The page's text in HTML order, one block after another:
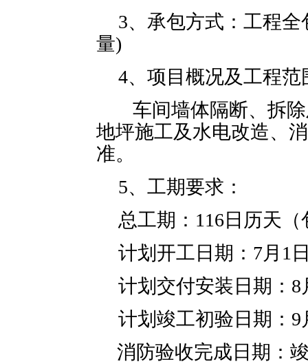
3、承包方式：工程
量)
4、项目概况及工程范
车间墙体隔断、拆
地坪施工及水电改造、
准。
5、工期要求：
总工期： 116日历天
计划开工日期： 7月 1
计划交付安装日期： 8
计划竣工初验日期： 9
消防验收完成日期：